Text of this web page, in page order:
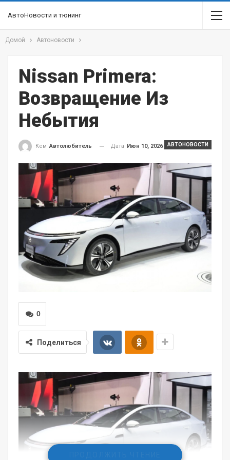
АвтоНовости и тюнинг
Домой Автоновости
Nissan Primera:
Возвращение Из
Небытия
АВТОНОВОСТИ
Кем Автолюбитель Дата Июн 10, 2026
0
Поделиться